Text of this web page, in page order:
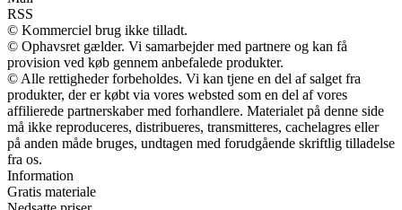
RSS
© Kommerciel brug ikke tilladt.
© Ophavsret gælder. Vi samarbejder med partnere og kan få
provision ved køb gennem anbefalede produkter.
© Alle rettigheder forbeholdes. Vi kan tjene en del af salget fra
produkter, der er købt via vores websted som en del af vores
affilierede partnerskaber med forhandlere. Materialet på denne side
må ikke reproduceres, distribueres, transmitteres, cachelagres eller
på anden måde bruges, undtagen med forudgående skriftlig tilladelse
fra os.
Information
Gratis materiale